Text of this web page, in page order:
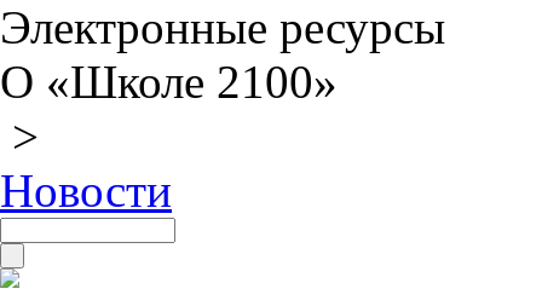
Электронные ресурсы
О «Школе 2100»
>
Новости